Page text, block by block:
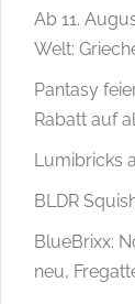
Ab 11.
Welt:
Pantasy
Rabatt auf
Lumibricks
BLDR
BlueBrixx:
neu,